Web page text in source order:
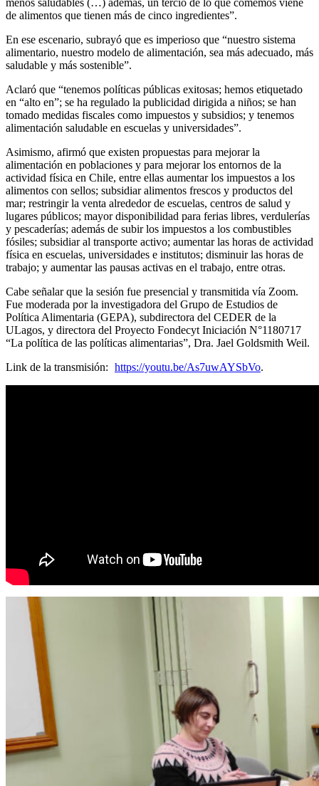
menos saludables (…) además, un tercio de lo que comemos viene
de alimentos que tienen más de cinco ingredientes”.
En ese escenario, subrayó que es imperioso que “nuestro sistema
alimentario, nuestro modelo de alimentación, sea más adecuado, más
saludable y más sostenible”.
Aclaró que “tenemos políticas públicas exitosas; hemos etiquetado
en “alto en”; se ha regulado la publicidad dirigida a niños; se han
tomado medidas fiscales como impuestos y subsidios; y tenemos
alimentación saludable en escuelas y universidades”.
Asimismo, afirmó que existen propuestas para mejorar la
alimentación en poblaciones y para mejorar los entornos de la
actividad física en Chile, entre ellas aumentar los impuestos a los
alimentos con sellos; subsidiar alimentos frescos y productos del
mar; restringir la venta alrededor de escuelas, centros de salud y
lugares públicos; mayor disponibilidad para ferias libres, verdulerías
y pescaderías; además de subir los impuestos a los combustibles
fósiles; subsidiar al transporte activo; aumentar las horas de actividad
física en escuelas, universidades e institutos; disminuir las horas de
trabajo; y aumentar las pausas activas en el trabajo, entre otras.
Cabe señalar que la sesión fue presencial y transmitida vía Zoom.
Fue moderada por la investigadora del Grupo de Estudios de
Política Alimentaria (GEPA), subdirectora del CEDER de la
ULagos, y directora del Proyecto Fondecyt Iniciación N°1180717
“La política de las políticas alimentarias”, Dra. Jael Goldsmith Weil.
Link de la transmisión: https://youtu.be/As7uwAYSbVo.